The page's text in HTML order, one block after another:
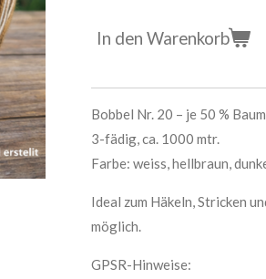
In den Warenkorb
Bobbel Nr. 20 – je 50 %
3-fädig, ca. 1000 mtr.
Farbe: weiss, hellbraun,
Ideal zum Häkeln, Stricken
möglich.
GPSR-Hinweise: